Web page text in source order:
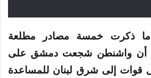
ذكرت خمسة مصادر مطلعة
أن واشنطن شجعت دمشق على
قوات إلى شرق لبنان للمساعدة